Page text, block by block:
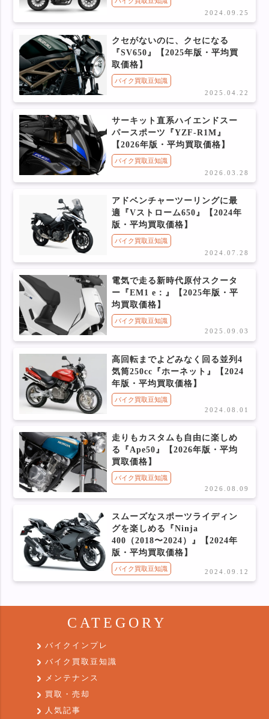
2024.09.25
クセがないのに、クセになる
『SV650』【2025年版・平均買
取価格】
バイク買取豆知識
2025.04.22
サーキット直系ハイエンドスー
パースポーツ『YZF-R1M』
【2026年版・平均買取価格】
バイク買取豆知識
2026.03.28
アドベンチャーツーリングに最
適『Vストローム650』【2024年
版・平均買取価格】
バイク買取豆知識
2024.07.28
電気で走る新時代原付スクータ
ー『EM1 e：』【2025年版・平
均買取価格】
バイク買取豆知識
2025.09.03
高回転までよどみなく回る並列4
気筒250cc『ホーネット』【2024
年版・平均買取価格】
バイク買取豆知識
2024.08.01
走りもカスタムも自由に楽しめ
る『Ape50』【2026年版・平均
買取価格】
バイク買取豆知識
2026.08.09
スムーズなスポーツライディン
グを楽しめる『Ninja
400（2018〜2024）』【2024年
版・平均買取価格】
バイク買取豆知識 2024.09.12
CATEGORY
バイクインプレ
バイク買取豆知識
メンテナンス
買取・売却
人気記事